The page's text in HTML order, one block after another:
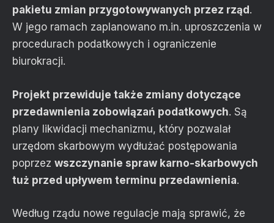
pakietu zmian przygotowywanych przez rząd .
W jego ramach zaplanowano m.in. uproszczenia w
procedurach podatkowych i ograniczenie
biurokracji.
Projekt przewiduje także zmiany dotyczące
przedawnienia zobowiązań podatkowych. Są
plany likwidacji mechanizmu, który pozwalał
urzędom skarbowym wydłużać postępowania
poprzez wszczynanie spraw karno-skarbowych
tuż przed upływem terminu przedawnienia.
Według rządu nowe regulacje mają sprawić, że